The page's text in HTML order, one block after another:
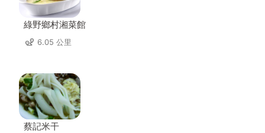
綠野鄉村湘菜館
6.05 公里
蔡記米干